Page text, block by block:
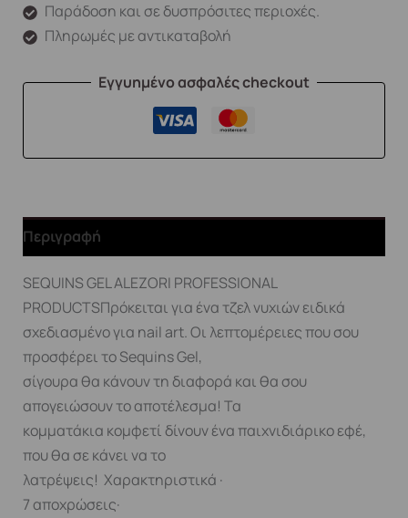
Παράδοση και σε δυσπρόσιτες περιοχές.
Πληρωμές με αντικαταβολή
Εγγυημένο ασφαλές checkout
Περιγραφή
SEQUINS GEL ALEZORI PROFESSIONAL
PRODUCTSΠρόκειται για ένα τζελ νυχιών ειδικά
σχεδιασμένο για nail art. Οι λεπτομέρειες που σου
προσφέρει το Sequins Gel,
σίγουρα θα κάνουν τη διαφορά και θα σου
απογειώσουν το αποτέλεσμα! Τα
κομματάκια κομφετί δίνουν ένα παιχνιδιάρικο εφέ,
που θα σε κάνει να το
λατρέψεις! Χαρακτηριστικά ·
7 αποχρώσεις·